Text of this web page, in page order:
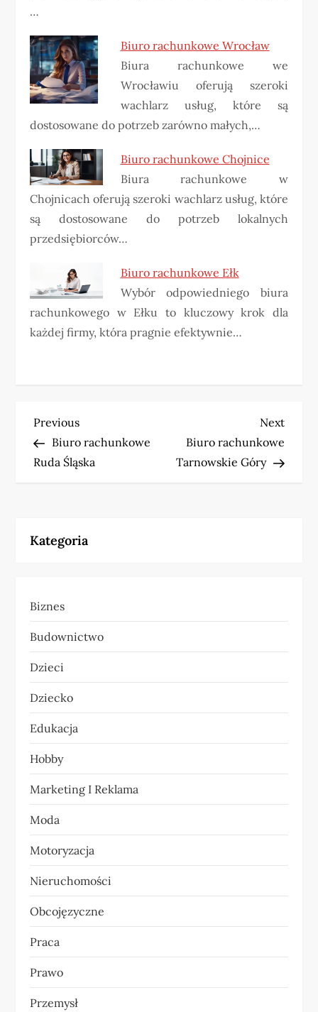
…
Biuro rachunkowe Wrocław
Biura rachunkowe we
Wrocławiu oferują szeroki
wachlarz usług, które są
dostosowane do potrzeb zarówno małych,…
Biuro rachunkowe Chojnice
Biura rachunkowe w
Chojnicach oferują szeroki wachlarz usług, które
są dostosowane do potrzeb lokalnych
przedsiębiorców…
Biuro rachunkowe Ełk
Wybór odpowiedniego biura
rachunkowego w Ełku to kluczowy krok dla
każdej firmy, która pragnie efektywnie…
N
a
g
c
j
a
w
p
i
s
u
Previous
Post
Previous
Biuro rachunkowe
Ruda Śląska
Next
Post
Next
Biuro rachunkowe
Tarnowskie Góry
Kategoria
Biznes
Budownictwo
Dzieci
Dziecko
Edukacja
Hobby
Marketing I Reklama
Moda
Motoryzacja
Nieruchomości
Obcojęzyczne
Praca
Prawo
Przemysł